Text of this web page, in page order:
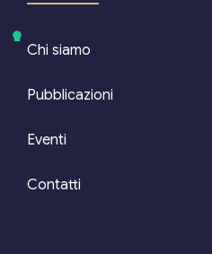
Chi siamo
Pubblicazioni
Eventi
Contatti